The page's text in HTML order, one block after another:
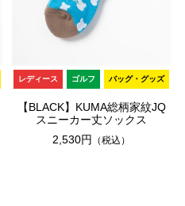
レディース ゴルフ バッグ・グッズ
【BLACK】KUMA総柄家紋JQ
スニーカー丈ソックス
2,530円
（税込）